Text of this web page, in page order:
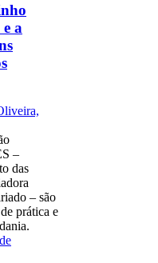
a
–
das
– são
prática e